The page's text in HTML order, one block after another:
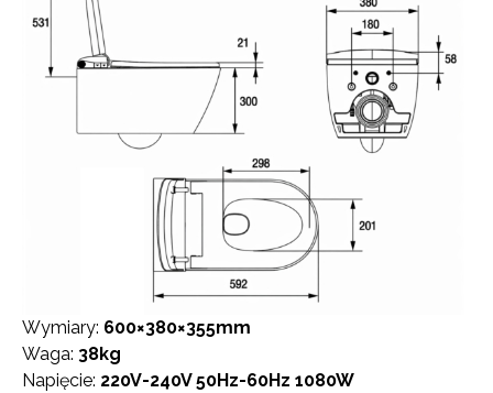
Wymiary: 600×380×355mm
Waga: 38kg
Napięcie: 220V-240V 50Hz-60Hz 1080W